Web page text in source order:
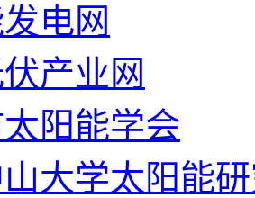
电网
产业网
太阳能学会
大学太阳能